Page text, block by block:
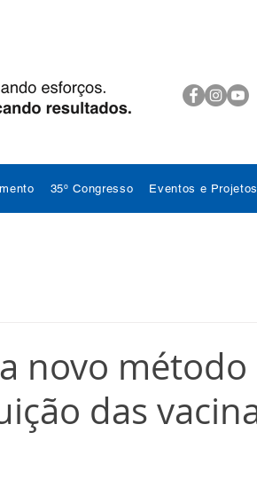
35º Congresso Eventos e
novo
das